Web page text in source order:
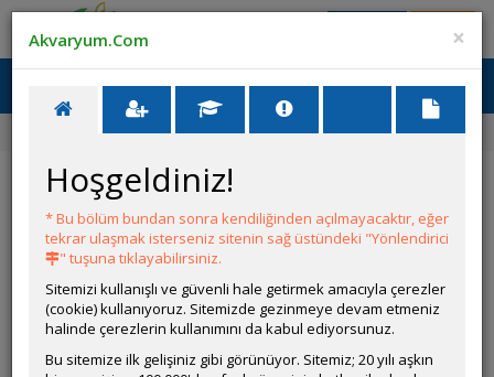
Ana Menü
Akvaryum Tanıtımı 45 Litre Bitkili Kurulum
45 Litre Bitkili Kurulum
YANIT YAZ
furkan0626
Çevrim Dışı
Ziyaretçi
Gönderim Zamanı:01 Mayıs 2025 20:15
×
Akvaryum.Com
Hoşgeldiniz!
* Bu bölüm bundan sonra kendiliğinden açılmayacaktır, eğer
tekrar ulaşmak isterseniz sitenin sağ üstündeki "Yönlendirici
" tuşuna tıklayabilirsiniz.
Sitemizi kullanışlı ve güvenli hale getirmek amacıyla çerezler
(cookie) kullanıyoruz. Sitemizde gezinmeye devam etmeniz
halinde çerezlerin kullanımını da kabul ediyorsunuz.
Bu sitemize ilk gelişiniz gibi görünüyor. Sitemiz; 20 yılı aşkın